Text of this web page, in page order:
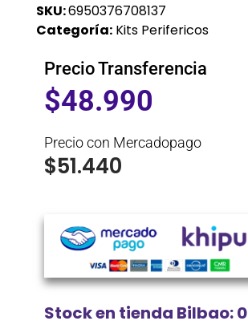
SKU:6950376708137
Categoría: Kits Perifericos
Precio Transferencia
$48.990
Precio con Mercadopago
$51.440
Stock en tienda Bilbao: 0